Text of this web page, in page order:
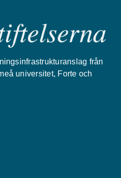
från
universitet, Forte och